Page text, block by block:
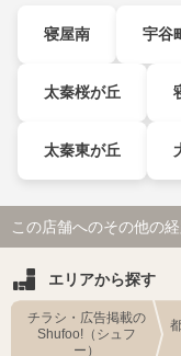
寝屋南 宇谷
太秦桜が丘
太秦東が丘
この店舗へのその他の
エリアから探す
チラシ・広告掲載の
Shufoo!（シュフ
ー）